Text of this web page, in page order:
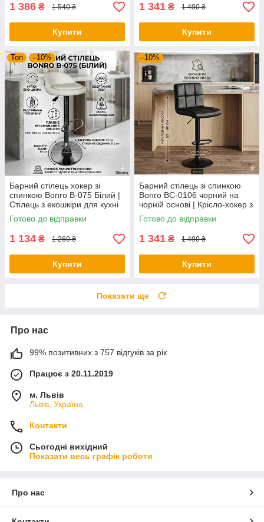
1 386 ₴ 1 540 ₴
Купити
1 341 ₴ 1 490 ₴
Купити
Топ –10%
Барний стілець хокер зі
спинкою Bonro B-075 Білий |
Стілець з екошкіри для кухні
бару кафе (регульований)
Готово до відправки
1 134 ₴ 1 260 ₴
Купити
–10%
Барний стілець зі спинкою
Bonro BC-0106 чорний на
чорній основі | Крісло-хокер з
екошкіри для кухні бару
салону
Готово до відправки
1 341 ₴ 1 490 ₴
Купити
Показати ще
Про нас
99% позитивних з 757 відгуків за рік
Працює з 20.11.2019
м. Львів
Львів, Україна
Контакти
Сьогодні вихідний
Показати весь графік роботи
Про нас